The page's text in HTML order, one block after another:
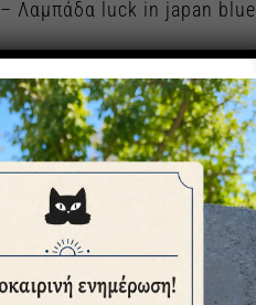
Λαμπάδα luck in japan blue
15,00€